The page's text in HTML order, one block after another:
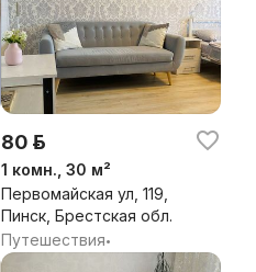
80 р.
1 комн., 30 м²
Первомайская ул, 119,
Пинск, Брестская обл.
Путешествия•